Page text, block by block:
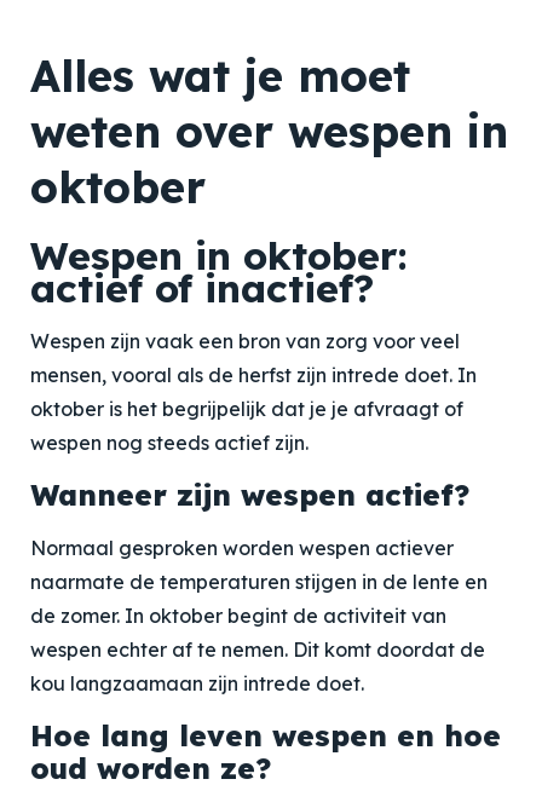
Alles wat je moet
weten over wespen in
oktober
Wespen in oktober:
actief of inactief?
Wespen zijn vaak een bron van zorg voor veel
mensen, vooral als de herfst zijn intrede doet. In
oktober is het begrijpelijk dat je je afvraagt of
wespen nog steeds actief zijn.
Wanneer zijn wespen actief?
Normaal gesproken worden wespen actiever
naarmate de temperaturen stijgen in de lente en
de zomer. In oktober begint de activiteit van
wespen echter af te nemen. Dit komt doordat de
kou langzaamaan zijn intrede doet.
Hoe lang leven wespen en hoe
oud worden ze?